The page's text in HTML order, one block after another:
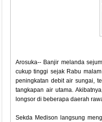
Arosuka-- Banjir melanda
cukup tinggi sejak Rabu
peningkatan debit air sungai,
tangkapan air utama.
longsor di beberapa daerah
Sekda Medison langsung